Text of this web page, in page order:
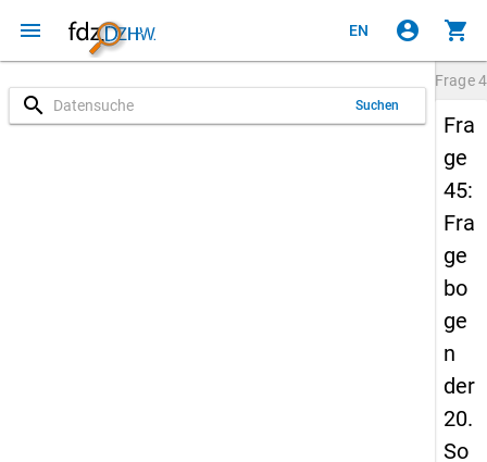
menu EN account_circle shopping_cart
search Suchen
Frage
Fra
ge
45:
Fra
ge
bo
ge
n
der
20.
So